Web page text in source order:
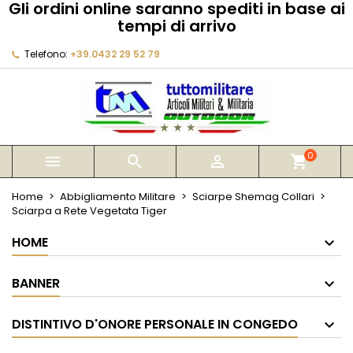
Gli ordini online saranno spediti in base ai
tempi di arrivo
Telefono: +39.0432 29 52 79
   shopping_cart0
Home Abbigliamento Militare
Sciarpe Shemag Collari
Sciarpa a Rete Vegetata Tiger
HOME
BANNER
DISTINTIVO D'ONORE PERSONALE IN CONGEDO
My wishlists
add_circle_outline Create new list
Crea lista dei desideri
Annulla Crea lista dei desideri
Devi avere effettuato l'accesso per salvare dei
prodotti nella tua lista dei desideri.
Annulla